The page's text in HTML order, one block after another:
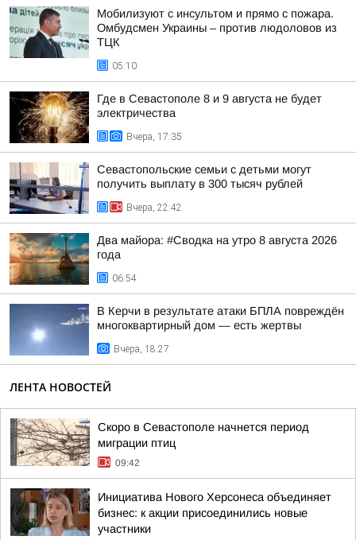
Мобилизуют с инсультом и прямо с пожара.
Омбудсмен Украины – против людоловов из
ТЦК
05:10
Где в Севастополе 8 и 9 августа не будет
электричества
Вчера, 17:35
Севастопольские семьи с детьми могут
получить выплату в 300 тысяч рублей
Вчера, 22:42
Два майора: #Сводка на утро 8 августа 2026
года
06:54
В Керчи в результате атаки БПЛА повреждён
многоквартирный дом — есть жертвы
Вчера, 18:27
ЛЕНТА НОВОСТЕЙ
Скоро в Севастополе начнется период
миграции птиц
09:42
Инициатива Нового Херсонеса объединяет
бизнес: к акции присоединились новые
участники